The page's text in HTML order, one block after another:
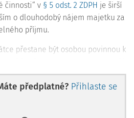
činnosti“ v § 5 odst. 2 ZDPH je širší
o dlouhodobý nájem majetku za
příjmu.
přestane být osobou povinnou k
anebo nechce podstoupit
kterém bude řeč -může,
předplatné? Přihlaste se